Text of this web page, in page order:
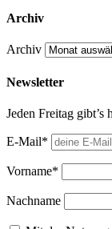
Archiv
Archiv
Newsletter
Jeden Freitag
E-Mail*
Vorname*
Nachname